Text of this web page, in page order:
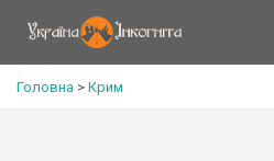
Головна > Крим